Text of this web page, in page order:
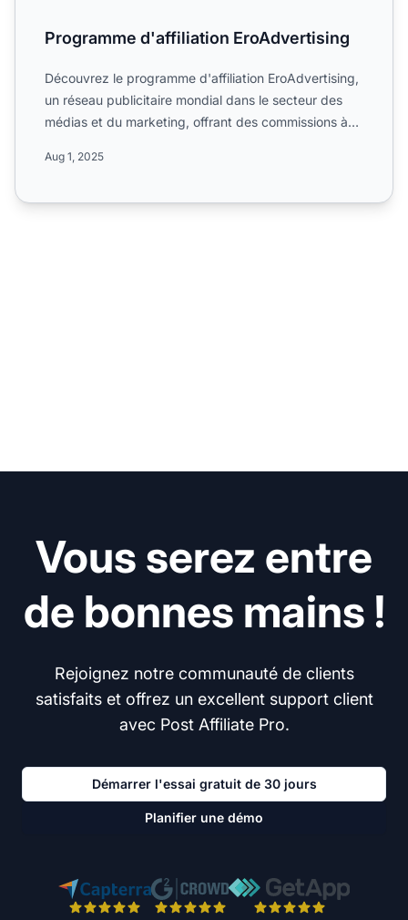
Programme d'affiliation EroAdvertising
Découvrez le programme d'affiliation EroAdvertising,
un réseau publicitaire mondial dans le secteur des
médias et du marketing, offrant des commissions à
Aug 1, 2025
Vous serez entre
de bonnes mains !
Rejoignez notre communauté de clients
satisfaits et offrez un excellent support client
avec Post Affiliate Pro.
Démarrer l'essai gratuit de 30 jours
Planifier une démo